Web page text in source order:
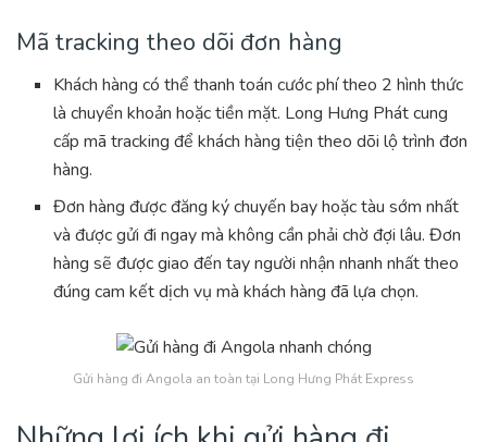
Mã tracking theo dõi đơn hàng
Khách hàng có thể thanh toán cước phí theo 2 hình thức
là chuyển khoản hoặc tiền mặt. Long Hưng Phát cung
cấp mã tracking để khách hàng tiện theo dõi lộ trình đơn
hàng.
Đơn hàng được đăng ký chuyến bay hoặc tàu sớm nhất
và được gửi đi ngay mà không cần phải chờ đợi lâu. Đơn
hàng sẽ được giao đến tay người nhận nhanh nhất theo
đúng cam kết dịch vụ mà khách hàng đã lựa chọn.
Gửi hàng đi Angola an toàn tại Long Hưng Phát Express